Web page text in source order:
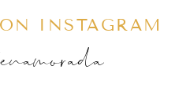
INSTAGRAM